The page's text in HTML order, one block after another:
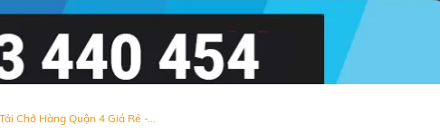
Chở Hàng Quận 4 Giá Rẻ -...